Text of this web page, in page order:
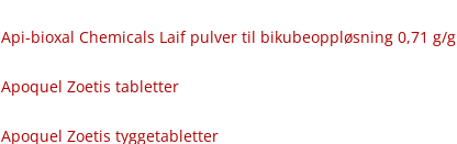
Api-bioxal Chemicals Laif pulver til bikubeoppløsning 0,71 g/g
Apoquel Zoetis tabletter
Apoquel Zoetis tyggetabletter